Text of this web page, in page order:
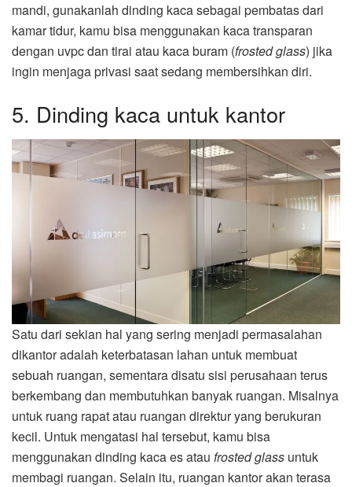
mandi, gunakanlah dinding kaca sebagai pembatas dari
kamar tidur, kamu bisa menggunakan kaca transparan
dengan uvpc dan tirai atau kaca buram (frosted glass) jika
ingin menjaga privasi saat sedang membersihkan diri.
5. Dinding kaca untuk kantor
Satu dari sekian hal yang sering menjadi permasalahan
dikantor adalah keterbatasan lahan untuk membuat
sebuah ruangan, sementara disatu sisi perusahaan terus
berkembang dan membutuhkan banyak ruangan. Misalnya
untuk ruang rapat atau ruangan direktur yang berukuran
kecil. Untuk mengatasi hal tersebut, kamu bisa
menggunakan dinding kaca es atau frosted glass untuk
membagi ruangan. Selain itu, ruangan kantor akan terasa